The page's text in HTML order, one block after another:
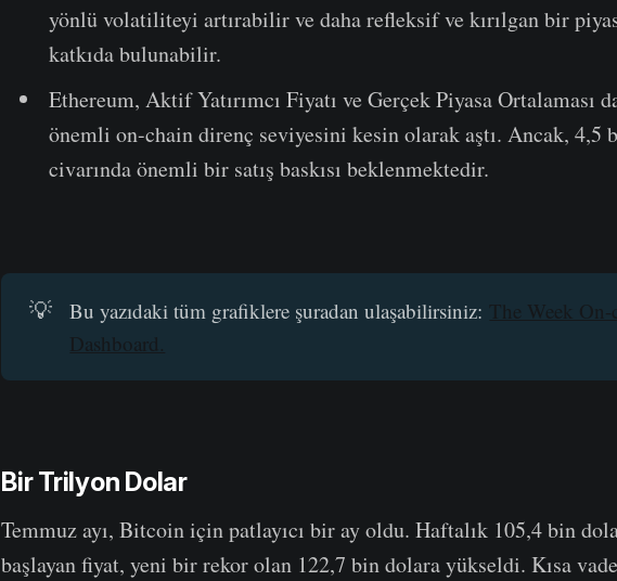
yönlü volatiliteyi artırabilir ve daha refleksif ve kırılgan bir
katkıda bulunabilir.
Ethereum, Aktif Yatırımcı Fiyatı ve Gerçek Piyasa Ortalaması
önemli on-chain direnç seviyesini kesin olarak aştı. Ancak, 4,5
civarında önemli bir satış baskısı beklenmektedir.
💡 Bu yazıdaki tüm grafiklere şuradan ulaşabilirsiniz: The Week On-
Dashboard.
Bir Trilyon Dolar
Temmuz ayı, Bitcoin için patlayıcı bir ay oldu. Haftalık 105,4 bin
başlayan fiyat, yeni bir rekor olan 122,7 bin dolara yükseldi. Kısa